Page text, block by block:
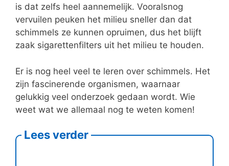
is dat zelfs heel aannemelijk. Vooralsnog
vervuilen peuken het milieu sneller dan dat
schimmels ze kunnen opruimen, dus het blijft
zaak sigarettenfilters uit het milieu te houden.
Er is nog heel veel te leren over schimmels. Het
zijn fascinerende organismen, waarnaar
gelukkig veel onderzoek gedaan wordt. Wie
weet wat we allemaal nog te weten komen!
Lees verder